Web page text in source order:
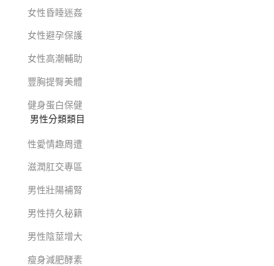
女性昏睡迷姦
女性避孕保護
女性高潮輔助
豐胸提臀美體
健身蛋白保健
男性分類類目
性愛情趣周遭
滋潤肛交專區
男性壯陽補腎
男性持久秘籍
男性陰莖增大
瘦身減肥酵素